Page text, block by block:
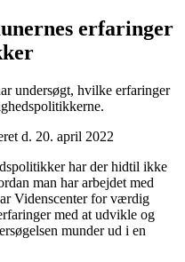
erfaringer
undersøgt, hvilke erfaringer
d. 20. april 2022
har der hidtil ikke
man har arbejdet med
Videnscenter for værdig
med at udvikle og
munder ud i en